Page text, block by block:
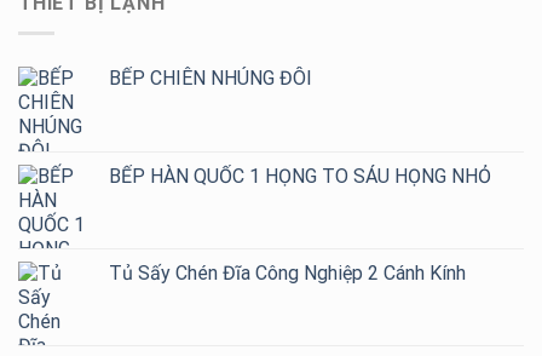
BẾP CHIÊN NHÚNG ĐÔI
BẾP HÀN QUỐC 1 HỌNG TO SÁU HỌNG NHỎ
Tủ Sấy Chén Đĩa Công Nghiệp 2 Cánh Kính